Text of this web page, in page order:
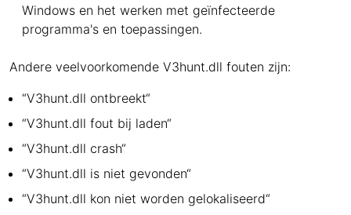
Windows en het werken met geïnfecteerde
programma's en toepassingen.
Andere veelvoorkomende V3hunt.dll fouten zijn:
“V3hunt.dll ontbreekt“
“V3hunt.dll fout bij laden“
“V3hunt.dll crash“
“V3hunt.dll is niet gevonden“
“V3hunt.dll kon niet worden gelokaliseerd“